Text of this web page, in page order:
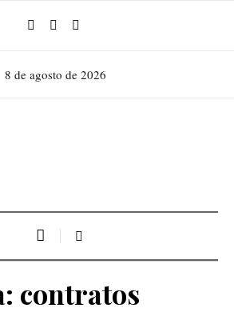
8 de agosto de 2026
contratos